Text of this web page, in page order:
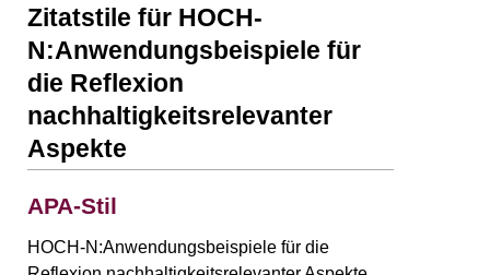
Zitatstile für HOCH-
N:Anwendungsbeispiele für
die Reflexion
nachhaltigkeitsrelevanter
Aspekte
APA-Stil
HOCH-N:Anwendungsbeispiele für die